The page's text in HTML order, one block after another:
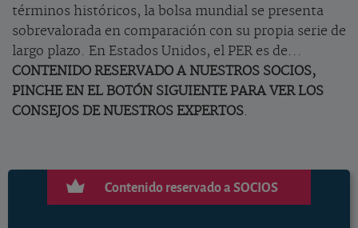
términos históricos, la bolsa mundial se presenta
sobrevalorada en comparación con su propia serie de
largo plazo. En Estados Unidos, el PER es de...
CONTENIDO RESERVADO A NUESTROS SOCIOS,
PINCHE EN EL BOTÓN SIGUIENTE PARA VER LOS
CONSEJOS DE NUESTROS EXPERTOS.
Contenido reservado a SOCIOS